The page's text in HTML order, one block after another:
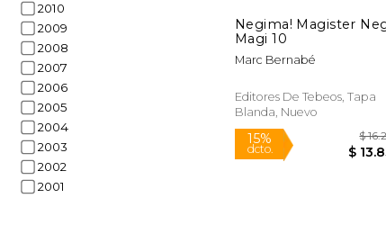
2010
2009
2008
2007
2006
2005
2004
2003
2002
2001
Negima! Magister
Magi 10
Marc Bernabé
Editores De Tebeos, Tapa
Blanda, Nuevo